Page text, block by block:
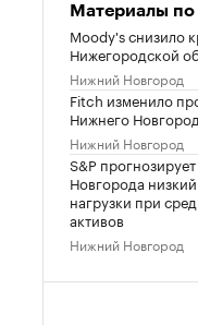
Материалы по
Moody's снизило
Нижегородской
Нижний Новгород
Fitch изменило
Нижнего
Нижний Новгород
S&P
Новгорода
нагрузки при
активов
Нижний Новгород